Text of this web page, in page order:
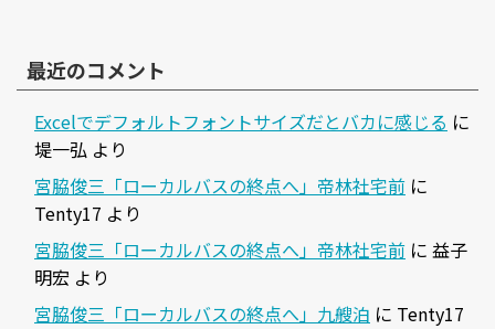
最近のコメント
Excelでデフォルトフォントサイズだとバカに感じる に
堤一弘 より
宮脇俊三「ローカルバスの終点へ」帝林社宅前 に
Tenty17 より
宮脇俊三「ローカルバスの終点へ」帝林社宅前 に 益子
明宏 より
宮脇俊三「ローカルバスの終点へ」九艘泊 に Tenty17